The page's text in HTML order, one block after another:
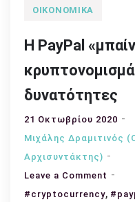
ΟΙΚΟΝΟΜΙΚΆ
Η PayPal
δυνατότητες
21 Οκτωβρίου 2020
Μιχάλης Δραμιτινός
Αρχισυντάκτης)
Leave a Comment on
Η
#cryptocurrency,